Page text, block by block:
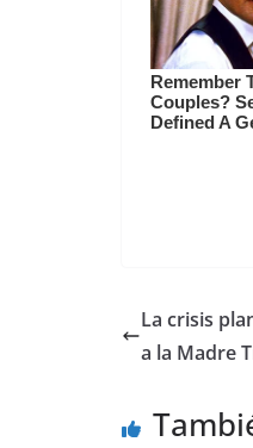
La crisis
a la Madre